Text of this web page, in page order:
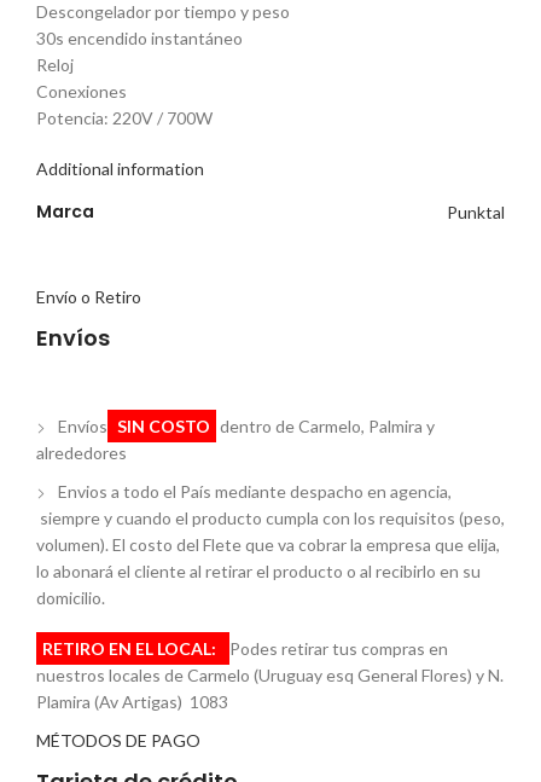
Descongelador por tiempo y peso
30s encendido instantáneo
Reloj
Conexiones
Potencia: 220V / 700W
Additional information
Marca Punktal
Envío o Retiro
Envíos
Envíos SIN COSTO dentro de Carmelo, Palmira y
alrededores
Envios a todo el País mediante despacho en agencia,
siempre y cuando el producto cumpla con los requisitos (peso,
volumen). El costo del Flete que va cobrar la empresa que elija,
lo abonará el cliente al retirar el producto o al recibirlo en su
domicilio.
RETIRO EN EL LOCAL:
Podes retirar tus compras en
nuestros locales de Carmelo (Uruguay esq General Flores) y N.
Plamira (Av Artigas) 1083
MÉTODOS DE PAGO